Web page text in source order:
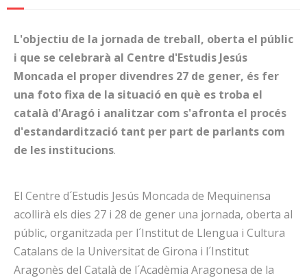
L'objectiu de la jornada de treball, oberta el públic
i que se celebrarà al Centre d'Estudis Jesús
Moncada el proper divendres 27 de gener, és fer
una foto fixa de la situació en què es troba el
català d'Aragó i analitzar com s'afronta el procés
d'estandardització tant per part de parlants com
de les institucions.
El Centre d´Estudis Jesús Moncada de Mequinensa
acollirà els dies 27 i 28 de gener una jornada, oberta al
públic, organitzada per l´Institut de Llengua i Cultura
Catalans de la Universitat de Girona i l´Institut
Aragonès del Català de l´Acadèmia Aragonesa de la